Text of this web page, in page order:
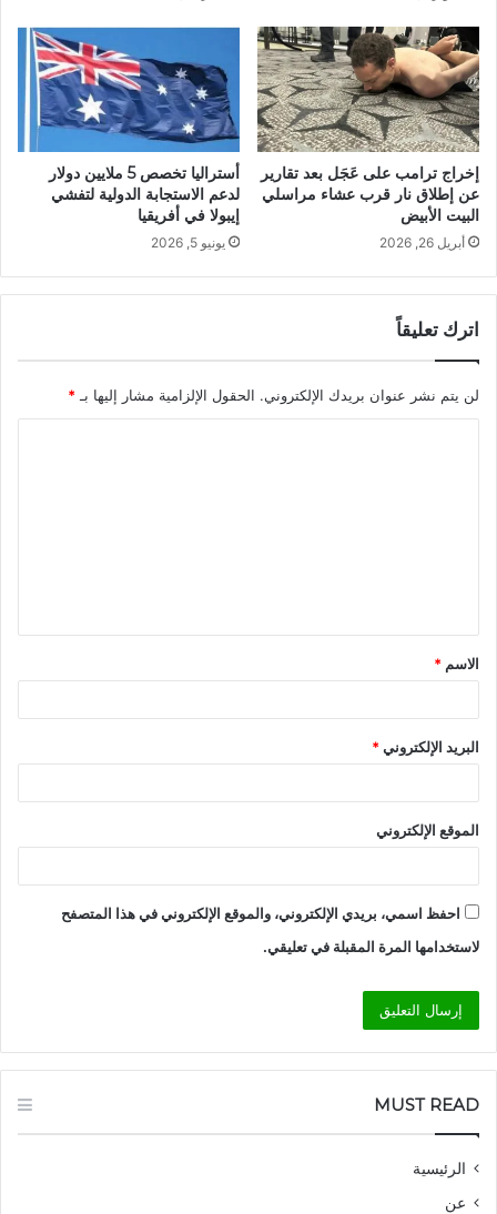
إخراج ترامب على عَجَل بعد تقارير
عن إطلاق نار قرب عشاء مراسلي
البيت الأبيض
أبريل 26, 2026
أستراليا تخصص 5 ملايين دولار
لدعم الاستجابة الدولية لتفشي
إيبولا في أفريقيا
يونيو 5, 2026
اترك تعليقاً
لن يتم نشر عنوان بريدك الإلكتروني. الحقول الإلزامية مشار إليها بـ *
ق
*
الاسم *
البريد الإلكتروني*
الموقع الإلكتروني
احفظ اسمي، بريدي الإلكتروني، والموقع الإلكتروني في هذا المتصفح
لاستخدامها المرة المقبلة في تعليقي.
MUST READ
الرئيسية
عن